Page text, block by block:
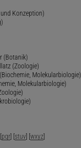
Konzeption)
(Botanik)
(Zoologie)
Molekularbiologie)
Molekularbiologie)
pqr] [stuv] [wxyz]